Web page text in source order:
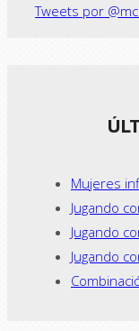
Tweets por
Mujeres
Jugando
Jugando
Jugando